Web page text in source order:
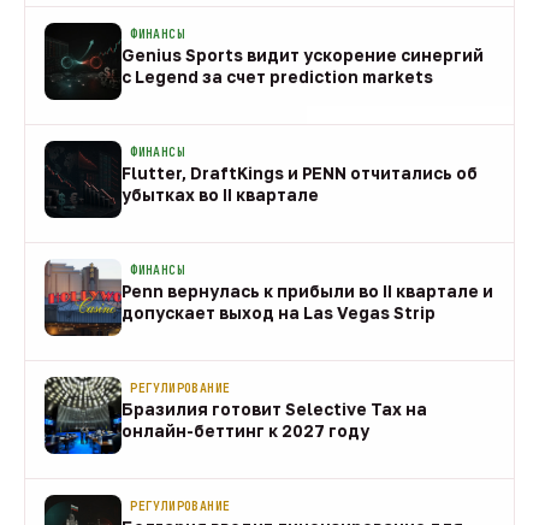
ФИНАНСЫ
Genius Sports видит ускорение синергий
с Legend за счет prediction markets
ФИНАНСЫ
Flutter, DraftKings и PENN отчитались об
убытках во II квартале
ФИНАНСЫ
Penn вернулась к прибыли во II квартале и
допускает выход на Las Vegas Strip
РЕГУЛИРОВАНИЕ
Бразилия готовит Selective Tax на
онлайн-беттинг к 2027 году
РЕГУЛИРОВАНИЕ